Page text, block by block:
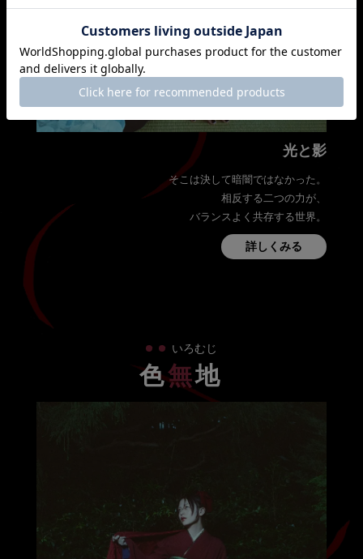
光と影
そこは決して暗闇ではなかった。
相反する二つの力が、
バランスよく共存する世界。
詳しくみる
・ ・ いろむじ
色無地